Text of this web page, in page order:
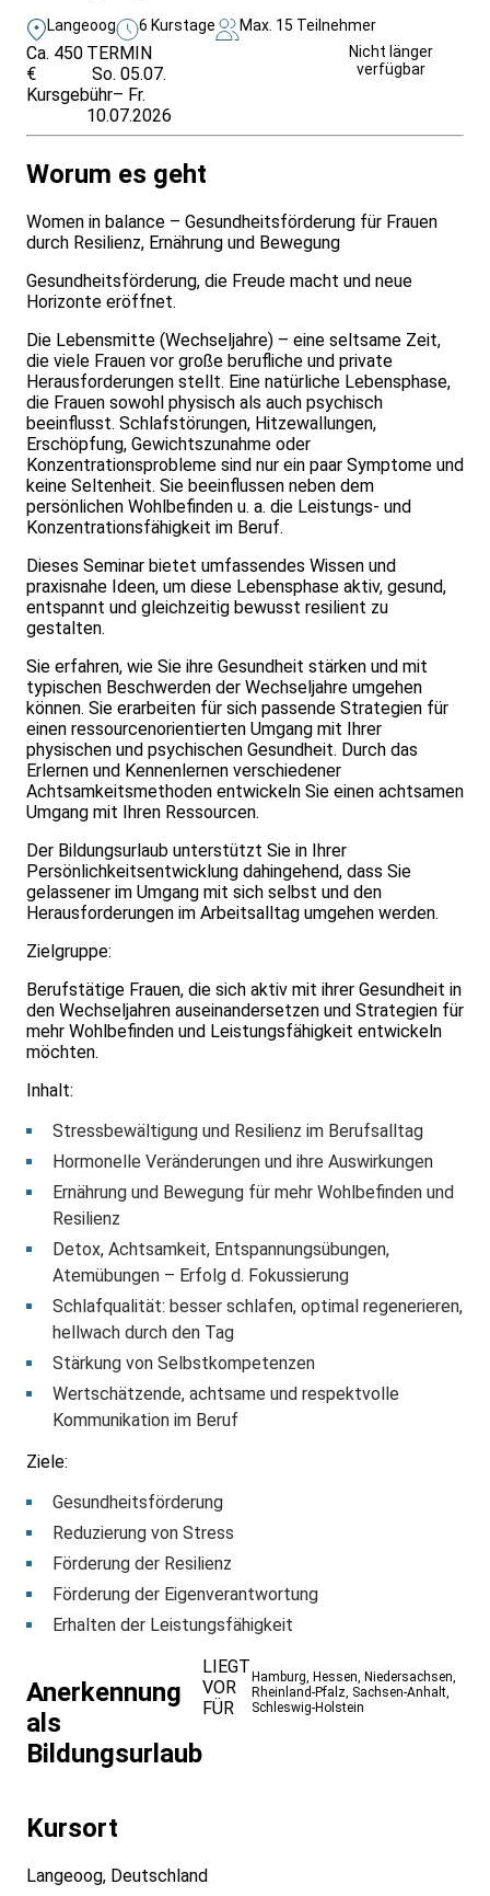
Langeoog 6 Kurstage Max. 15 Teilnehmer
Ca. 450
€
Kursgebühr
TERMIN
So. 05.07.
– Fr.
10.07.2026
Nicht länger
verfügbar
Worum es geht
Women in balance – Gesundheitsförderung für Frauen
durch Resilienz, Ernährung und Bewegung
Gesundheitsförderung, die Freude macht und neue
Horizonte eröffnet.
Die Lebensmitte (Wechseljahre) – eine seltsame Zeit,
die viele Frauen vor große berufliche und private
Herausforderungen stellt. Eine natürliche Lebensphase,
die Frauen sowohl physisch als auch psychisch
beeinflusst. Schlafstörungen, Hitzewallungen,
Erschöpfung, Gewichtszunahme oder
Konzentrationsprobleme sind nur ein paar Symptome und
keine Seltenheit. Sie beeinflussen neben dem
persönlichen Wohlbefinden u. a. die Leistungs- und
Konzentrationsfähigkeit im Beruf.
Dieses Seminar bietet umfassendes Wissen und
praxisnahe Ideen, um diese Lebensphase aktiv, gesund,
entspannt und gleichzeitig bewusst resilient zu
gestalten.
Sie erfahren, wie Sie ihre Gesundheit stärken und mit
typischen Beschwerden der Wechseljahre umgehen
können. Sie erarbeiten für sich passende Strategien für
einen ressourcenorientierten Umgang mit Ihrer
physischen und psychischen Gesundheit. Durch das
Erlernen und Kennenlernen verschiedener
Achtsamkeitsmethoden entwickeln Sie einen achtsamen
Umgang mit Ihren Ressourcen.
Der Bildungsurlaub unterstützt Sie in Ihrer
Persönlichkeitsentwicklung dahingehend, dass Sie
gelassener im Umgang mit sich selbst und den
Herausforderungen im Arbeitsalltag umgehen werden.
Zielgruppe:
Berufstätige Frauen, die sich aktiv mit ihrer Gesundheit in
den Wechseljahren auseinandersetzen und Strategien für
mehr Wohlbefinden und Leistungsfähigkeit entwickeln
möchten.
Inhalt:
Stressbewältigung und Resilienz im Berufsalltag
Hormonelle Veränderungen und ihre Auswirkungen
Ernährung und Bewegung für mehr Wohlbefinden und
Resilienz
Detox, Achtsamkeit, Entspannungsübungen,
Atemübungen – Erfolg d. Fokussierung
Schlafqualität: besser schlafen, optimal regenerieren,
hellwach durch den Tag
Stärkung von Selbstkompetenzen
Wertschätzende, achtsame und respektvolle
Kommunikation im Beruf
Ziele:
Gesundheitsförderung
Reduzierung von Stress
Förderung der Resilienz
Förderung der Eigenverantwortung
Erhalten der Leistungsfähigkeit
Anerkennung
als
Bildungsurlaub
LIEGT
VOR
FÜR
Hamburg ,Hessen ,Niedersachsen
Rheinland-Pfalz Sachsen-Anhalt
Schleswig-Holstein
Kursort
Langeoog, Deutschland